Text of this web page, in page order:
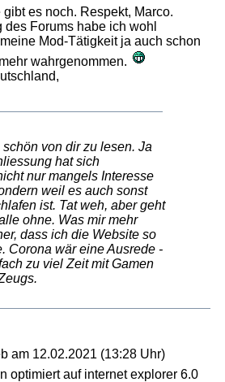
es noch. Respekt, Marco.
Forums habe ich wohl
Mod-Tätigkeit ja auch schon
wahrgenommen.
von dir zu lesen. Ja
hat sich
nur mangels Interesse
weil es auch sonst
ist. Tat weh, aber geht
ohne. Was mir mehr
dass ich die Website so
Corona wär eine Ausrede -
zu viel Zeit mit Gamen
am 12.02.2021 (13:28 Uhr)
optimiert auf internet explorer 6.0